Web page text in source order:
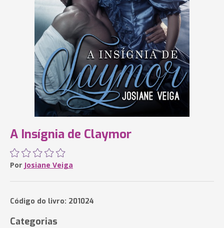
A Insígnia de Claymor
Por Josiane Veiga
Código do livro: 201024
Categorias